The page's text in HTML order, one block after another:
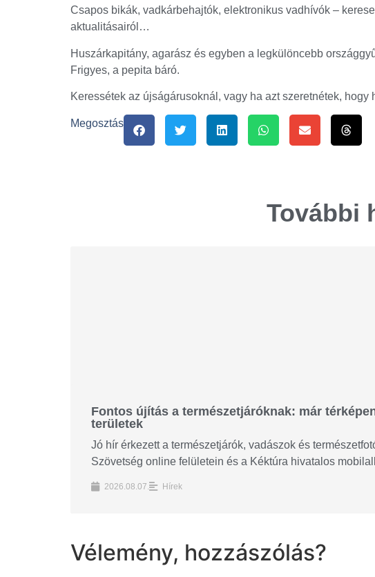
Csapos bikák, vadkárbehajtók, elektronikus vadhívók –
aktualitásairól…
Huszárkapitány, agarász és egyben a legkülöncebb
Frigyes, a pepita báró.
Keressétek az újságárusoknál, vagy ha azt szeretnétek, hogy
Megosztás
További
Fontos újítás a természetjáróknak: már
területek
Jó hír érkezett a természetjárók, vadászok és
Szövetség online felületein és a Kéktúra hivatalos
2026.08.07. Hírek
Vélemény, hozzászólás?